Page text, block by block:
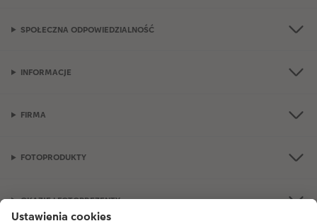
SPOŁECZNA ODPOWIEDZIALNOŚĆ
INFORMACJE
FIRMA
FOTOPRODUKTY
OKAZJE I FOTOPREZENTY